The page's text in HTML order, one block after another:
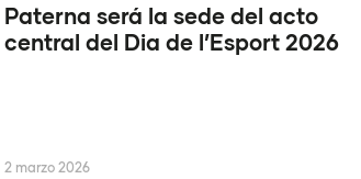
Paterna será la sede del acto
central del Dia de l’Esport 2026
2 marzo 2026